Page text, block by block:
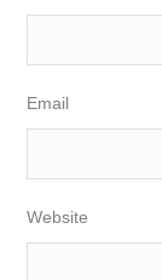
Email
Website